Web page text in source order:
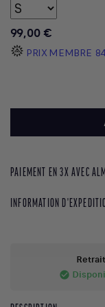
99,00 €
PRIX MEMBRE
PAIEMENT EN 3X AVEC
INFORMATION
check_circle